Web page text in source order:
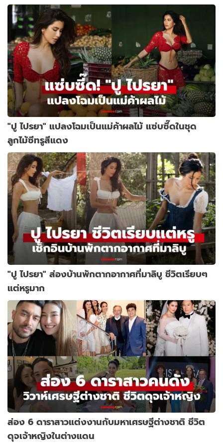
"ปู ไปรยา" แปลงโฉมเป็นแม่ค้าผลไม้ แซ่บซี๊ดในชุด
ลูกไม้ซีทรูสีแดง
"ปู ไปรยา" ส่องบ้านพักตากอากาศที่มาลิบู ชีวิตเรียบๆ
แต่หรูมาก
ส่อง 6 ดาราสาวแต่งงานกับมหาเศรษฐีต่างชาติ ชีวิต
ดุจเจ้าหญิงในต่างแดน